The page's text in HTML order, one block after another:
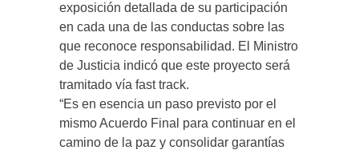
exposición detallada de su participación
en cada una de las conductas sobre las
que reconoce responsabilidad. El Ministro
de Justicia indicó que este proyecto será
tramitado vía fast track.
“Es en esencia un paso previsto por el
mismo Acuerdo Final para continuar en el
camino de la paz y consolidar garantías